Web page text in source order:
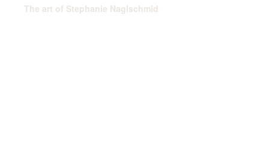
The art of Stephanie Naglschmid